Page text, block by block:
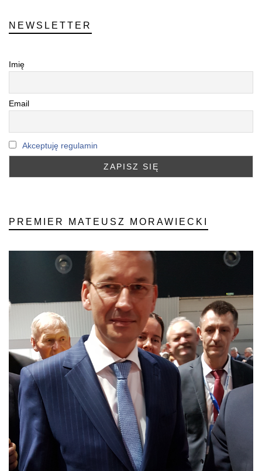
NEWSLETTER
Imię
Email
Akceptuję regulamin
PREMIER MATEUSZ MORAWIECKI